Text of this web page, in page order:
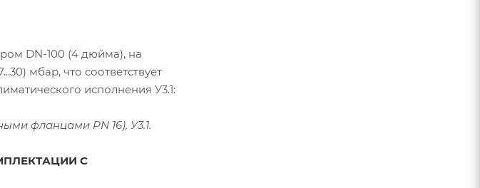
DN-100 (4 дюйма), на
мбар, что соответствует
исполнения У3.1:
фланцами PN 16), У3.1.
С